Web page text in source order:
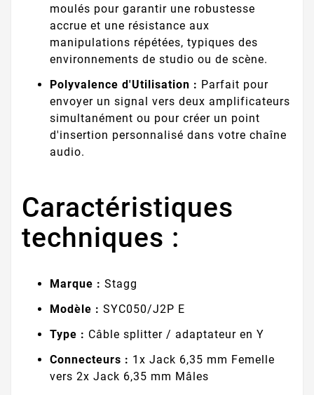
moulés pour garantir une robustesse
accrue et une résistance aux
manipulations répétées, typiques des
environnements de studio ou de scène.
Polyvalence d'Utilisation : Parfait pour
envoyer un signal vers deux amplificateurs
simultanément ou pour créer un point
d'insertion personnalisé dans votre chaîne
audio.
Caractéristiques
techniques :
Marque : Stagg
Modèle : SYC050/J2P E
Type : Câble splitter / adaptateur en Y
Connecteurs : 1x Jack 6,35 mm Femelle
vers 2x Jack 6,35 mm Mâles